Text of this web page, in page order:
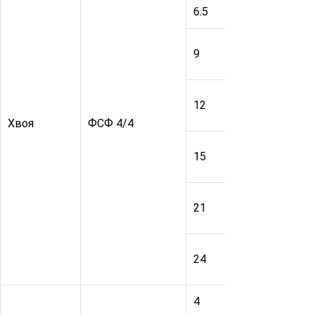
Хвоя ФСФ 4/4
6.5
9
12
15
21
24
4